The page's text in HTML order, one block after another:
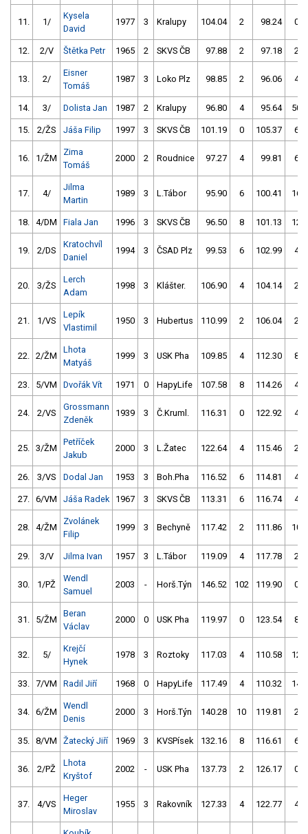
11. 1/
Kysela
David
1977 3 Kralupy 104.04 2 98.24 0
12. 2/V Štětka Petr 1965 2 SKVS ČB 97.88 2 97.18 2
13. 2/
Eisner
Tomáš
1987 3 Loko Plz 98.85 2 96.06 4
14. 3/ Dolista Jan 1987 2 Kralupy 96.80 4 95.64 50
15. 2/ŽS Jáša Filip 1997 3 SKVS ČB 101.19 0 105.37 6
16. 1/ŽM
Zima
Tomáš
2000 2 Roudnice 97.27 4 99.81 6
17. 4/
Jilma
Martin
1989 3 L.Tábor 95.90 6 100.41 16
18. 4/DM Fiala Jan 1996 3 SKVS ČB 96.50 8 101.13 12
19. 2/DS
Kratochvíl
Daniel
1994 3 ČSAD Plz 99.53 6 102.99 4
20. 3/ŽS
Lerch
Adam
1998 3 Klášter. 106.90 4 104.14 2
21. 1/VS
Lepík
Vlastimil
1950 3 Hubertus 110.99 2 106.04 2
22. 2/ŽM
Lhota
Matyáš
1999 3 USK Pha 109.85 4 112.30 8
23. 5/VM Dvořák Vít 1971 0 HapyLife 107.58 8 114.26 4
24. 2/VS
Grossmann
Zdeněk
1939 3 Č.Kruml. 116.31 0 122.92 4
25. 3/ŽM
Petříček
Jakub
2000 3 L.Žatec 122.64 4 115.46 2
26. 3/VS Dodal Jan 1953 3 Boh.Pha 116.52 6 114.81 4
27. 6/VM Jáša Radek 1967 3 SKVS ČB 113.31 6 116.74 4
28. 4/ŽM
Zvolánek
Filip
1999 3 Bechyně 117.42 2 111.86 10
29. 3/V Jilma Ivan 1957 3 L.Tábor 119.09 4 117.78 2
30. 1/PŽ
Wendl
Samuel
2003 - Horš.Týn 146.52 102 119.90 0
31. 5/ŽM
Beran
Václav
2000 0 USK Pha 119.97 0 123.54 8
32. 5/
Krejčí
Hynek
1978 3 Roztoky 117.03 4 110.58 12
33. 7/VM Radil Jiří 1968 0 HapyLife 117.49 4 110.32 14
34. 6/ŽM
Wendl
Denis
2000 3 Horš.Týn 140.28 10 119.81 2
35. 8/VM Žatecký Jiří 1969 3 KVSPísek 132.16 8 116.61 6
36. 2/PŽ
Lhota
Kryštof
2002 - USK Pha 137.73 2 126.17 0
37. 4/VS
Heger
Miroslav
1955 3 Rakovník 127.33 4 122.77 4